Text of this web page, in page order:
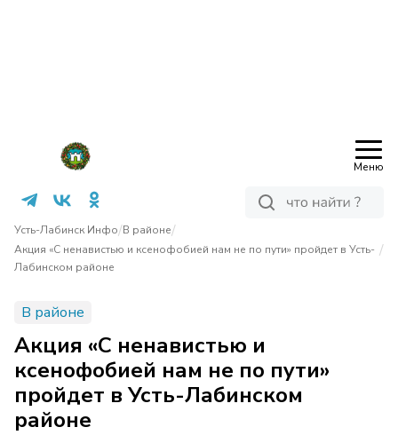
Меню
Усть-Лабинск Инфо/В районе/
Акция «С ненавистью и ксенофобией нам не по пути» пройдет в Усть-
Лабинском районе
/
В районе
Акция «С ненавистью и
ксенофобией нам не по пути»
пройдет в Усть-Лабинском
районе